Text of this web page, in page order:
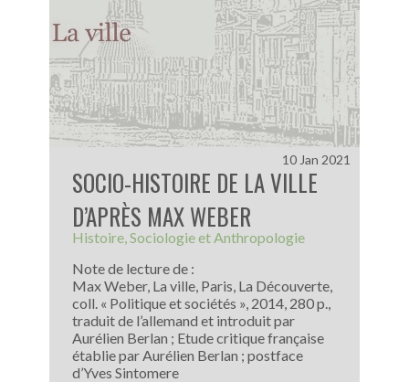
SOCIO-HISTOIRE DE LA VILLE
D’APRÈS MAX WEBER
Histoire Sociologie et Anthropologie
Note de lecture de :
Max Weber, La ville, Paris, La Découverte,
coll. « Politique et sociétés », 2014, 280 p.,
traduit de l’allemand et introduit par
Aurélien Berlan ; Etude critique française
établie par Aurélien Berlan ; postface
d’Yves Sintomere
10 Jan 2021